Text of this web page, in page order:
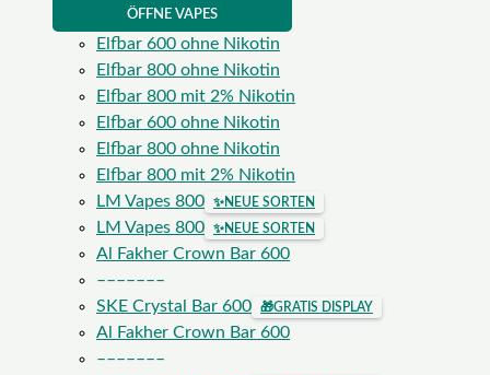
ÖFFNE VAPES
Elfbar 600 ohne Nikotin
Elfbar 800 ohne Nikotin
Elfbar 800 mit 2% Nikotin
Elfbar 600 ohne Nikotin
Elfbar 800 ohne Nikotin
Elfbar 800 mit 2% Nikotin
LM Vapes 800
✨NEUE SORTEN
LM Vapes 800 ✨NEUE SORTEN
Al Fakher Crown Bar 600
–––––––
SKE Crystal Bar 600
🎁GRATIS DISPLAY
Al Fakher Crown Bar 600
–––––––